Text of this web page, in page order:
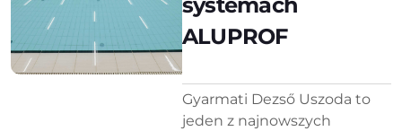
ALUPROF
Gyarmati Dezső Uszoda to
jeden z najnowszych